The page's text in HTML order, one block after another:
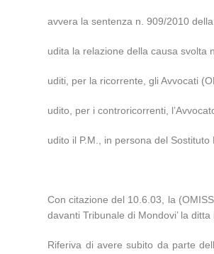
avvera la sentenza n. 909/2010
udita la relazione della causa svolta
uditi, per la ricorrente, gli Avvocati
udito, per i controricorrenti,
udito il P.M., in persona del
Con citazione del 10.6.03, la
davanti Tribunale di Mondovi’ la
Riferiva di avere subito da parte